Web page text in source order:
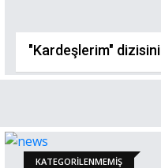
"Kardeşlerim"
KATEGORILENMEMIŞ